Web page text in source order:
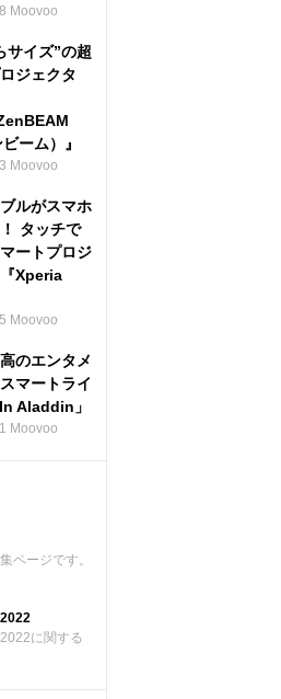
2026/03/18 Moovoo
サイズ”の超
ジェクタ
ーム）』
2017/03/23 Moovoo
ルがスマホ
タッチで
ートプロジ
Xperia
2017/06/05 Moovoo
のエンタメ
マートライ
Aladdin」
2018/02/21 Moovoo
ページです。
に関する